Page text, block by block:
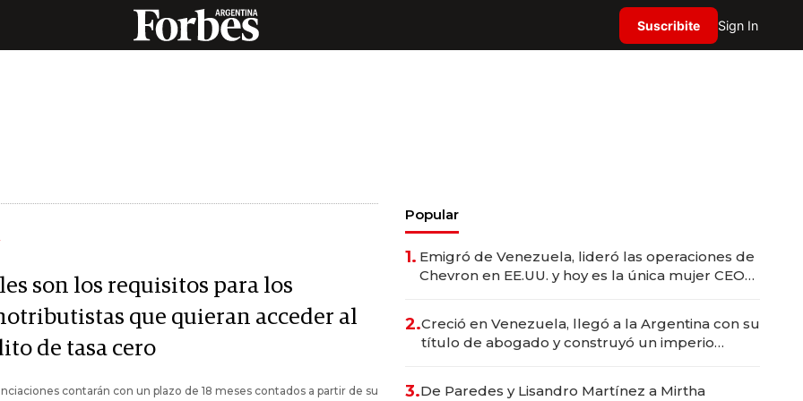
Suscribite Sign In
son los requisitos para los
que quieran acceder al
de tasa cero
contarán con un plazo de 18 meses contados a partir de su
Popular
1. Emigró de Venezuela, lideró las operaciones de
Chevron en EE.UU. y hoy es la única mujer CEO
2.Creció en Venezuela, llegó a la Argentina con su
título de abogado y construyó un imperio
3.De Paredes y Lisandro Martínez a Mirtha